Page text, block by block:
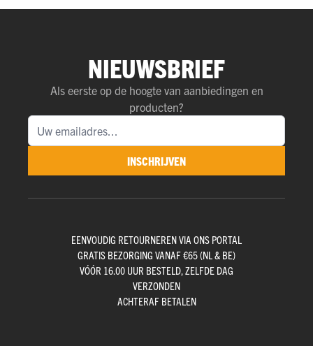
NIEUWSBRIEF
Als eerste op de hoogte van aanbiedingen en
producten?
INSCHRIJVEN
EENVOUDIG RETOURNEREN VIA ONS PORTAL
GRATIS BEZORGING VANAF €65 (NL & BE)
VÓÓR 16.00 UUR BESTELD, ZELFDE DAG
VERZONDEN
ACHTERAF BETALEN